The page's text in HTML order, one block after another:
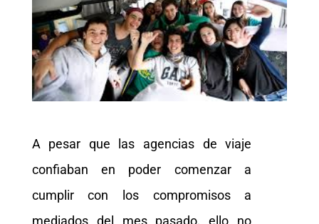
A pesar que las agencias de viaje
confiaban en poder comenzar a
cumplir con los compromisos a